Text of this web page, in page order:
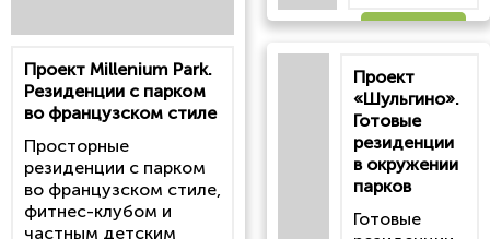
Проект Millenium Park.
Резиденции с парком
во французском стиле
Просторные
резиденции с парком
во французском стиле,
фитнес-клубом и
частным детским
статью
Проект
«Шульгино».
Готовые
резиденции
в окружении
парков
Готовые